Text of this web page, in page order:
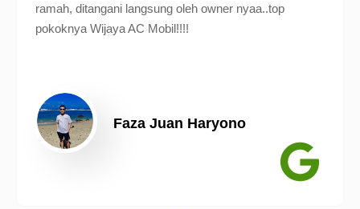
ramah, ditangani langsung oleh owner nyaa..top
pokoknya Wijaya AC Mobil!!!!
Faza Juan Haryono